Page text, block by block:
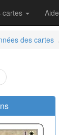
cartes Aide
des cartes